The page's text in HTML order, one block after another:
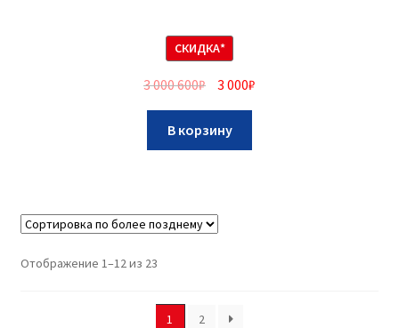
СКИДКА*
3 000 600₽ 3 000₽
В корзину
Отображение 1–12 из 23
1 2